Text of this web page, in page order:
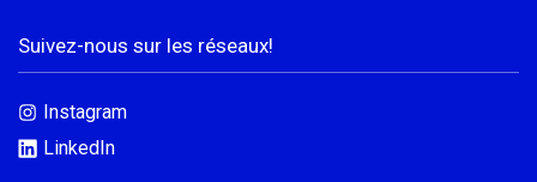
Suivez-nous sur les réseaux!
Instagram
LinkedIn